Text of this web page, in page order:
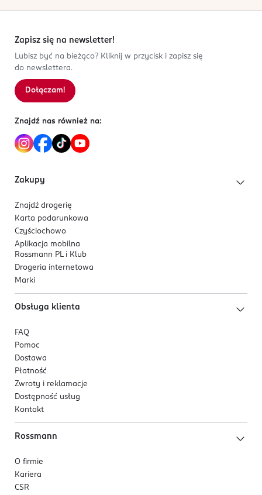
Zapisz się na newsletter!
Lubisz być na bieżąco? Kliknij w przycisk i zapisz się
do newslettera.
Dołączam!
Znajdź nas również na:
Zakupy
Znajdź drogerię
Karta podarunkowa
Czyściochowo
Aplikacja mobilna
Rossmann PL i Klub
Drogeria internetowa
Marki
Obsługa klienta
FAQ
Pomoc
Dostawa
Płatność
Zwroty i reklamacje
Dostępność usług
Kontakt
Rossmann
O firmie
Kariera
CSR